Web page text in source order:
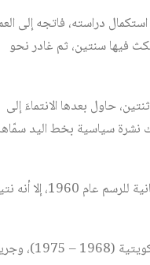
دراسته، فاتجه إلى
فيها سنتين، ثم غادر نحو
حاول بعدها الانتماءَ إلى
نشرة سياسية بخط اليد سمّاها
لقد كان حلم ناجي العلي أن يَدرس الفنَّ، ويتخصص في الرسم، ولتحقيق ذلك الحلم ولج
عمل العلي في العديد من الصحف والمجلات، منها: مجلة الطليعة الكويتية (1963)،